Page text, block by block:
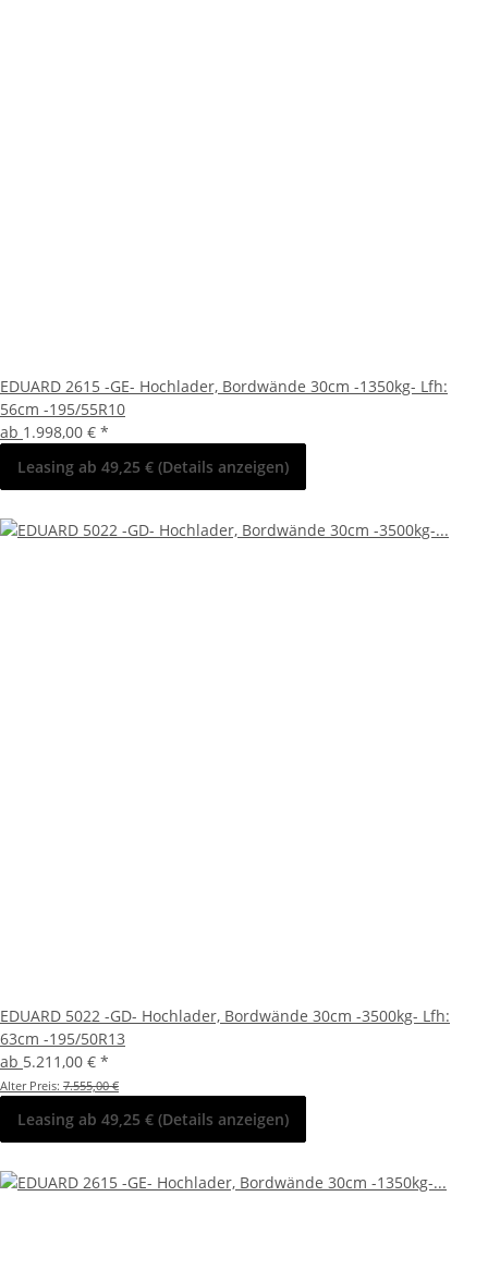
EDUARD 2615 -GE- Hochlader, Bordwände 30cm -1350kg- Lfh:
56cm -195/55R10
ab 1.998,00 € *
Leasing ab 49,25 € (Details anzeigen)
EDUARD 5022 -GD- Hochlader, Bordwände 30cm -3500kg- Lfh:
63cm -195/50R13
ab 5.211,00 € *
Alter Preis: 7.555,00 €
Leasing ab 49,25 € (Details anzeigen)